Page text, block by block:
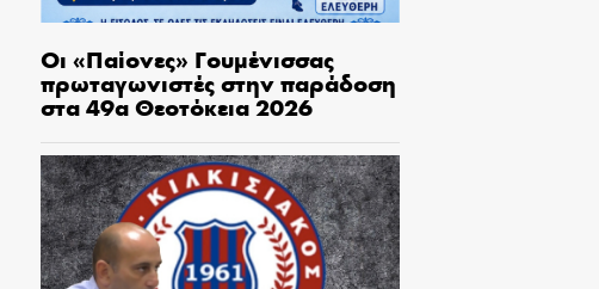
Οι «Παίονες» Γουμένισσας
πρωταγωνιστές στην παράδοση
στα 49α Θεοτόκεια 2026